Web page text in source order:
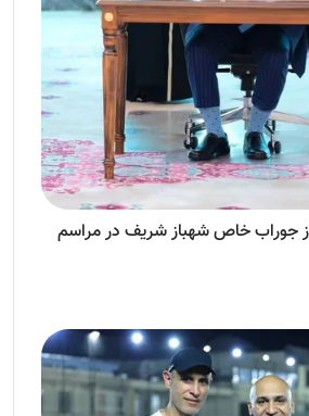
از جوراب‌ خاص شهباز شریف در مراسم